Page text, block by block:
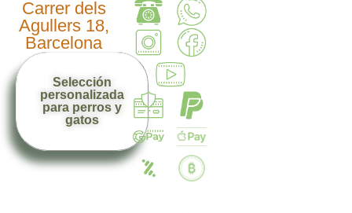
Carrer dels
Agullers 18,
Barcelona
Selección
personalizada
para perros y
gatos